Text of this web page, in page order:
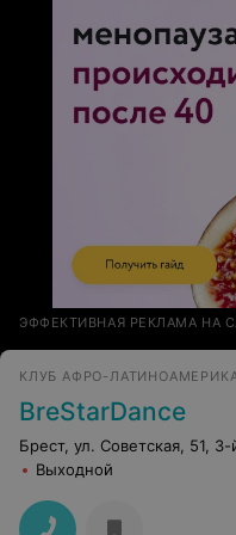
ЭФФЕКТИВНАЯ РЕКЛАМА НА
BreStarDance
Брест, ул. Советская, 51,
Выходной